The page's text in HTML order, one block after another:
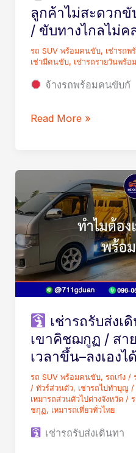
ลูกค้าไม่สะดวกขั
/ ขับทางไกลไม่ค
รถ SUV พร้อมคนขับ, เช่ารถ
เช่ามีคนขับ, เช่ารถรายวันพร้
จ้างรถพร้อมคนขับกั
ลูกค้า
ไม่
สะดวก
เอง
ขับ
ทาง
ไกล
คล่อง
Read More »
เช่ารถรับส่ง
เขาคิชฌกูฏ / สา
เวลาขึ้น–ลงเองได้
รถ SUV พร้อมคนขับ, รถเก๋ง /
/ ทัวร์ส่วนตัว, เช่ารถไปทำบุญ
เหมารถส่วนตัวไปต่างจังหวัด/
ชกุฏ, เหมารถเที่ยวทั่วไทย
เช่ารถรับส่งเดินทา
เช่า
รถ
รับ
เดิน
ทาง
/
ขึ้น
เขา
คิชฌ
กูฏ
/
สาย